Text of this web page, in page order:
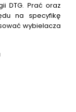
DTG. Prać oraz
na specyfikę
wybielacza